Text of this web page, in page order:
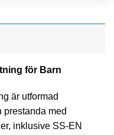
för Barn
är utformad
prestanda med
inklusive SS-EN